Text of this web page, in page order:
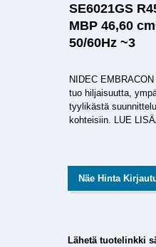
SE6021GS
MBP 46,60
50/60Hz ~3
NIDEC
tuo hiljaisuutta,
tyylikästä
kohteisiin. LUE
Näe Hinta
Lähetä tuotelinkki